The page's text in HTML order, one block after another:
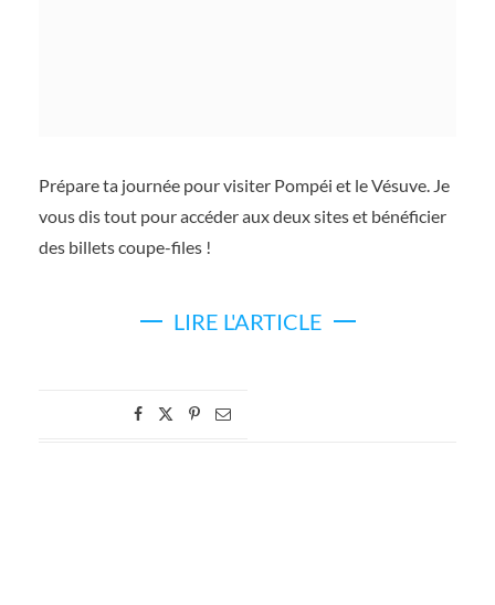
Prépare ta journée pour visiter Pompéi et le Vésuve. Je
vous dis tout pour accéder aux deux sites et bénéficier
des billets coupe-files !
LIRE L'ARTICLE